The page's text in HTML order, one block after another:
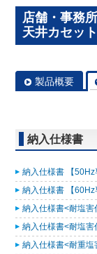
店舗・事務
天井カセッ
製品概要
納入仕様書
納入仕様書 【
納入仕様書 【
納入仕様書<耐塩
納入仕様書<耐塩
納入仕様書<耐重